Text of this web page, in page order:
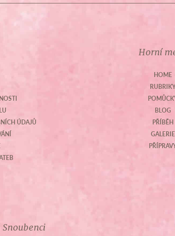
ÚDAJŮ
Horní
HOME
BLOG
PŘÍBĚH
GALERIE
Snoubenci